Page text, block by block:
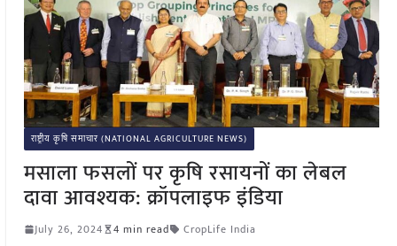
राष्ट्रीय कृषि समाचार (NATIONAL AGRICULTURE NEWS)
मसाला फसलों पर कृषि रसायनों का लेबल
दावा आवश्यक: क्रॉपलाइफ इंडिया
July 26, 2024 4 min read CropLife India